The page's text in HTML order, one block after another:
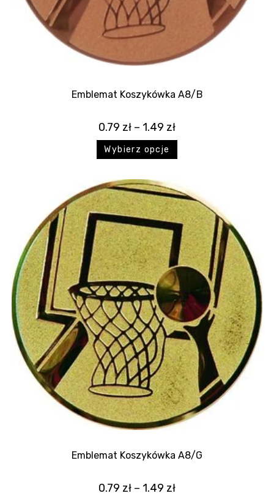
Emblemat Koszykówka A8/B
0.79 zł – 1.49 zł
Wybierz opcje
Emblemat Koszykówka A8/G
0.79 zł – 1.49 zł